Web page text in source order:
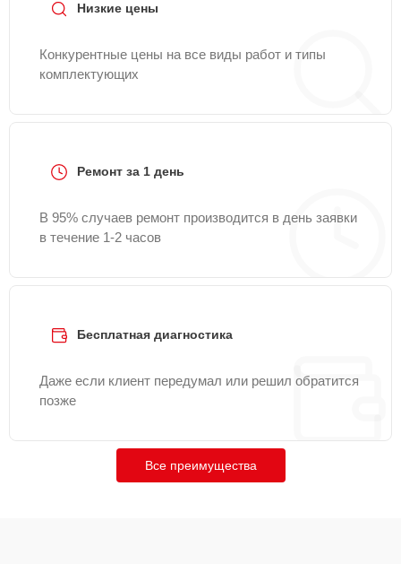
Низкие цены
Конкурентные цены на все виды работ и типы
комплектующих
Ремонт за 1 день
В 95% случаев ремонт производится в день заявки
в течение 1-2 часов
Бесплатная диагностика
Даже если клиент передумал или решил обратится
позже
Все преимущества